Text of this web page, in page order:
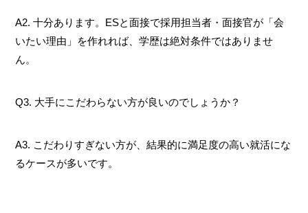
A2. 十分あります。ESと面接で採用担当者・面接官が「会
いたい理由」を作れれば、学歴は絶対条件ではありませ
ん。
Q3. 大手にこだわらない方が良いのでしょうか？
A3. こだわりすぎない方が、結果的に満足度の高い就活にな
るケースが多いです。